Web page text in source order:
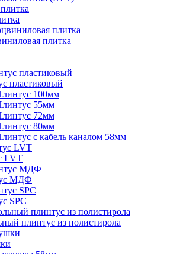
плитка
пластиковый
100мм
55мм
72мм
80мм
с кабель каналом 58мм
LVT
МДФ
SPC
плинтус из полистирола